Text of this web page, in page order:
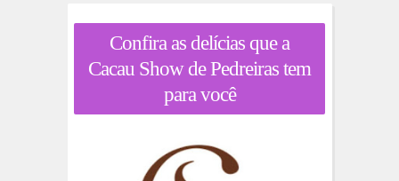
Confira as delícias que a
Cacau Show de Pedreiras tem
para você